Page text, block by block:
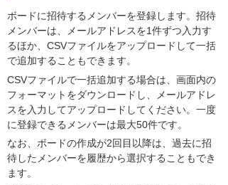
ボードに招待するメンバーを登録します。招待
メンバーは、メールアドレスを1件ずつ入力す
るほか、CSVファイルをアップロードして一括
で追加することもできます。
CSVファイルで一括追加する場合は、画面内の
フォーマットをダウンロードし、メールアドレ
スを入力してアップロードしてください。一度
に登録できるメンバーは最大50件です。
なお、ボードの作成が2回目以降は、過去に招
待したメンバーを履歴から選択することもでき
ます。